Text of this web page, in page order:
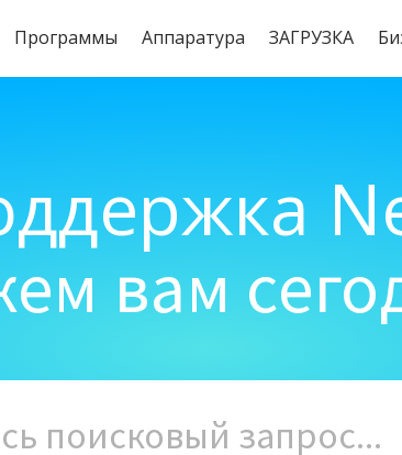
Программы Aппаратура ЗАГРУЗКА
вам